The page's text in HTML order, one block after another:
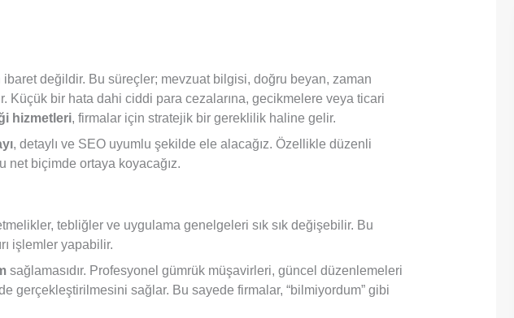
değildir. Bu süreçler; mevzuat bilgisi, doğru beyan, zaman
Küçük bir hata dahi ciddi para cezalarına, gecikmelere veya ticari
hizmetleri, firmalar için stratejik bir gereklilik haline gelir.
, detaylı ve SEO uyumlu şekilde ele alacağız. Özellikle düzenli
net biçimde ortaya koyacağız.
tebliğler ve uygulama genelgeleri sık sık değişebilir. Bu
işlemler yapabilir.
sağlamasıdır. Profesyonel gümrük müşavirleri, güncel düzenlemeleri
gerçekleştirilmesini sağlar. Bu sayede firmalar, “bilmiyordum” gibi